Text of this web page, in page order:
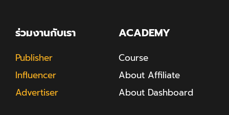
ร่วมงานกับเรา
Publisher
Influencer
Advertiser
ACADEMY
Course
About Affiliate
About Dashboard